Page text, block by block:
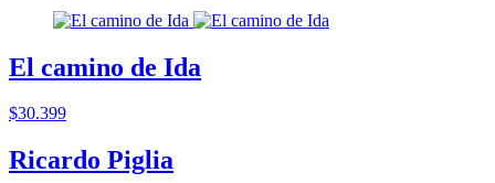
El camino de Ida
$30.399
Ricardo Piglia